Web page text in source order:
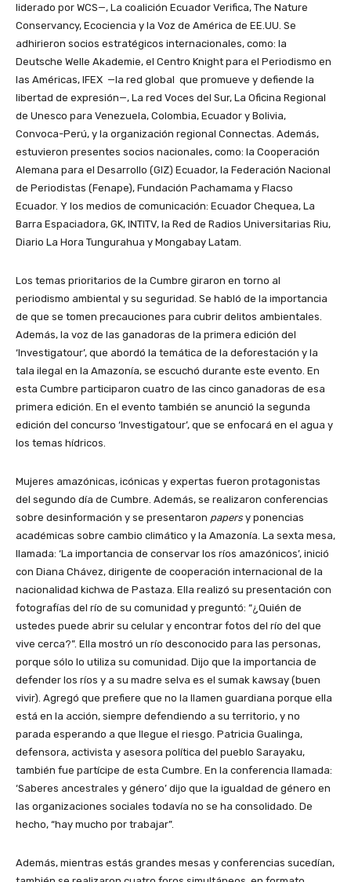
liderado por WCS—, La coalición Ecuador Verifica, The Nature
Conservancy, Ecociencia y la Voz de América de EE.UU. Se
adhirieron socios estratégicos internacionales, como: la
Deutsche Welle Akademie, el Centro Knight para el Periodismo en
las Américas, IFEX —la red global que promueve y defiende la
libertad de expresión—, La red Voces del Sur, La Oficina Regional
de Unesco para Venezuela, Colombia, Ecuador y Bolivia,
Convoca-Perú, y la organización regional Connectas. Además,
estuvieron presentes socios nacionales, como: la Cooperación
Alemana para el Desarrollo (GIZ) Ecuador, la Federación Nacional
de Periodistas (Fenape), Fundación Pachamama y Flacso
Ecuador. Y los medios de comunicación: Ecuador Chequea, La
Barra Espaciadora, GK, INTITV, la Red de Radios Universitarias Riu,
Diario La Hora Tungurahua y Mongabay Latam.
Los temas prioritarios de la Cumbre giraron en torno al
periodismo ambiental y su seguridad. Se habló de la importancia
de que se tomen precauciones para cubrir delitos ambientales.
Además, la voz de las ganadoras de la primera edición del
‘Investigatour’, que abordó la temática de la deforestación y la
tala ilegal en la Amazonía, se escuchó durante este evento. En
esta Cumbre participaron cuatro de las cinco ganadoras de esa
primera edición. En el evento también se anunció la segunda
edición del concurso ‘Investigatour’, que se enfocará en el agua y
los temas hídricos.
Mujeres amazónicas, icónicas y expertas fueron protagonistas
del segundo día de Cumbre. Además, se realizaron conferencias
sobre desinformación y se presentaron papers y ponencias
académicas sobre cambio climático y la Amazonía. La sexta mesa,
llamada: ‘La importancia de conservar los ríos amazónicos’, inició
con Diana Chávez, dirigente de cooperación internacional de la
nacionalidad kichwa de Pastaza. Ella realizó su presentación con
fotografías del río de su comunidad y preguntó: “¿Quién de
ustedes puede abrir su celular y encontrar fotos del río del que
vive cerca?”. Ella mostró un río desconocido para las personas,
porque sólo lo utiliza su comunidad. Dijo que la importancia de
defender los ríos y a su madre selva es el sumak kawsay (buen
vivir). Agregó que prefiere que no la llamen guardiana porque ella
está en la acción, siempre defendiendo a su territorio, y no
parada esperando a que llegue el riesgo. Patricia Gualinga,
defensora, activista y asesora política del pueblo Sarayaku,
también fue partícipe de esta Cumbre. En la conferencia llamada:
‘Saberes ancestrales y género’ dijo que la igualdad de género en
las organizaciones sociales todavía no se ha consolidado. De
hecho, “hay mucho por trabajar”.
Además, mientras estás grandes mesas y conferencias sucedían,